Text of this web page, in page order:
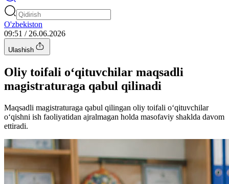
O'zbekiston
09:51 / 26.06.2026
Ulashish
Oliy toifali o‘qituvchilar maqsadli
magistraturaga qabul qilinadi
Maqsadli magistraturaga qabul qilingan oliy toifali o‘qituvchilar
o‘qishni ish faoliyatidan ajralmagan holda masofaviy shaklda davom
ettiradi.